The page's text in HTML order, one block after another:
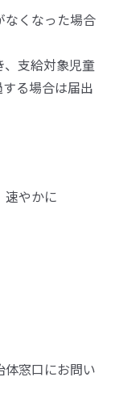
なくなった場合
、支給対象児童
る場合は届出
速やかに
窓口にお問い